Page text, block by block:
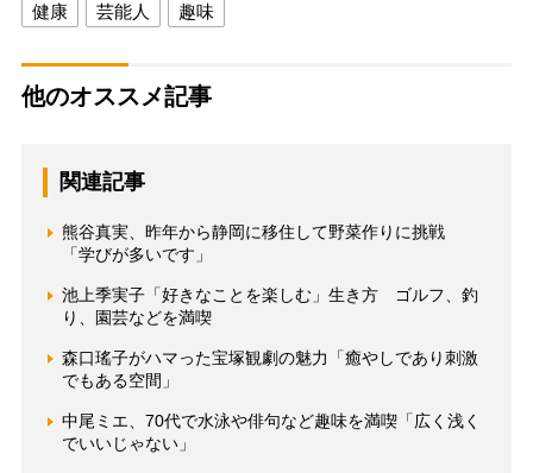
健康 芸能人 趣味
他のオススメ記事
関連記事
熊谷真実、昨年から静岡に移住して野菜作りに挑戦
「学びが多いです」
池上季実子「好きなことを楽しむ」生き方 ゴルフ、釣
り、園芸などを満喫
森口瑤子がハマった宝塚観劇の魅力「癒やしであり刺激
でもある空間」
中尾ミエ、70代で水泳や俳句など趣味を満喫「広く浅く
でいいじゃない」